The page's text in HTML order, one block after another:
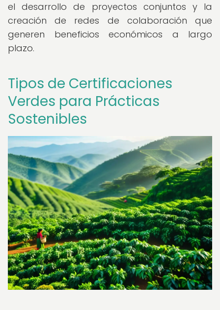
el desarrollo de proyectos conjuntos y la
creación de redes de colaboración que
generen beneficios económicos a largo
plazo.
Tipos de Certificaciones
Verdes para Prácticas
Sostenibles